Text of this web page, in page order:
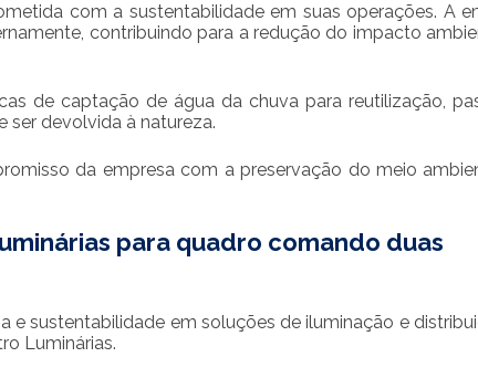
com a sustentabilidade em suas operações. A
contribuindo para a redução do impacto
de captação de água da chuva para reutilização,
devolvida à natureza.
da empresa com a preservação do meio
para quadro comando duas
e sustentabilidade em soluções de iluminação e
Luminárias.